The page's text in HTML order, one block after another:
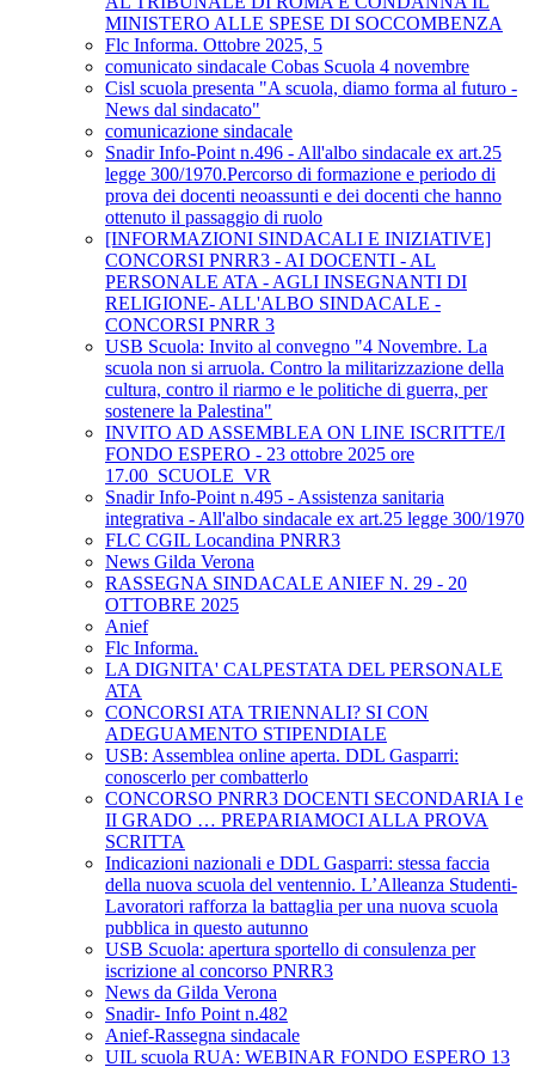
MINISTERO ALLE SPESE DI SOCCOMBENZA
Flc Informa. Ottobre 2025, 5
comunicato sindacale Cobas Scuola 4 novembre
Cisl scuola presenta "A scuola, diamo forma al futuro -
News dal sindacato"
comunicazione sindacale
Snadir Info-Point n.496 - All'albo sindacale ex art.25
legge 300/1970.Percorso di formazione e periodo di
prova dei docenti neoassunti e dei docenti che hanno
ottenuto il passaggio di ruolo
[INFORMAZIONI SINDACALI E INIZIATIVE]
CONCORSI PNRR3 - AI DOCENTI - AL
PERSONALE ATA - AGLI INSEGNANTI DI
RELIGIONE- ALL'ALBO SINDACALE -
CONCORSI PNRR 3
USB Scuola: Invito al convegno "4 Novembre. La
scuola non si arruola. Contro la militarizzazione della
cultura, contro il riarmo e le politiche di guerra, per
sostenere la Palestina"
INVITO AD ASSEMBLEA ON LINE ISCRITTE/I
FONDO ESPERO - 23 ottobre 2025 ore
17.00_SCUOLE_VR
Snadir Info-Point n.495 - Assistenza sanitaria
integrativa - All'albo sindacale ex art.25 legge 300/1970
FLC CGIL Locandina PNRR3
News Gilda Verona
RASSEGNA SINDACALE ANIEF N. 29 - 20
OTTOBRE 2025
Anief
Flc Informa.
LA DIGNITA' CALPESTATA DEL PERSONALE
ATA
CONCORSI ATA TRIENNALI? SI CON
ADEGUAMENTO STIPENDIALE
USB: Assemblea online aperta. DDL Gasparri:
conoscerlo per combatterlo
CONCORSO PNRR3 DOCENTI SECONDARIA I e
II GRADO … PREPARIAMOCI ALLA PROVA
SCRITTA
Indicazioni nazionali e DDL Gasparri: stessa faccia
della nuova scuola del ventennio. L’Alleanza Studenti-
Lavoratori rafforza la battaglia per una nuova scuola
pubblica in questo autunno
USB Scuola: apertura sportello di consulenza per
iscrizione al concorso PNRR3
News da Gilda Verona
Snadir- Info Point n.482
Anief-Rassegna sindacale
UIL scuola RUA: WEBINAR FONDO ESPERO 13